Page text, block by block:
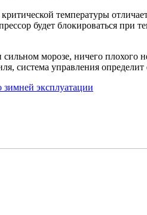
температуры
будет блокироваться при
морозе, ничего плохого
система управления
зимней эксплуатации